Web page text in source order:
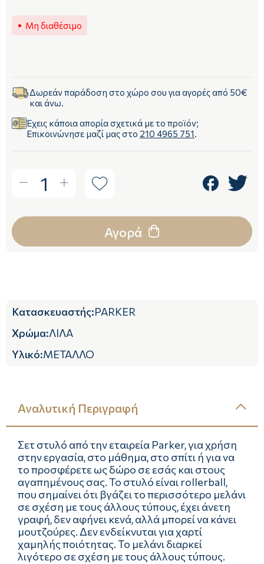
Μη διαθέσιμο
Δωρεάν παράδοση στο χώρο σου για αγορές από 50€
και άνω.
Έχεις κάποια απορία σχετικά με το προϊόν;
Επικοινώνησε μαζί μας στο 210 4965 751.
1
Αγορά
Κατασκευαστής:PARKER
Χρώμα:ΛΙΛΑ
Υλικό:ΜΕΤΑΛΛΟ
Αναλυτική Περιγραφή
Σετ στυλό από την εταιρεία Parker, για χρήση
στην εργασία, στο μάθημα, στο σπίτι ή για να
το προσφέρετε ως δώρο σε εσάς και στους
αγαπημένους σας. To στυλό είναι rollerball,
που σημαίνει ότι βγάζει το περισσότερο μελάνι
σε σχέση με τους άλλους τύπους, έχει άνετη
γραφή, δεν αφήνει κενά, αλλά μπορεί να κάνει
μουτζούρες. Δεν ενδείκνυται για χαρτί
χαμηλής ποιότητας. Το μελάνι διαρκεί
λιγότερο σε σχέση με τους άλλους τύπους.